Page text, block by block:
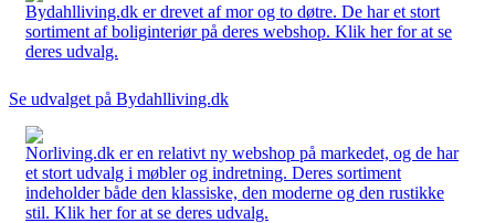
Bydahlliving.dk er drevet af mor og to døtre. De har et stort
sortiment af boliginteriør på deres webshop. Klik her for at se
deres udvalg.
Se udvalget på Bydahlliving.dk
Norliving.dk er en relativt ny webshop på markedet, og de har
et stort udvalg i møbler og indretning. Deres sortiment
indeholder både den klassiske, den moderne og den rustikke
stil. Klik her for at se deres udvalg.